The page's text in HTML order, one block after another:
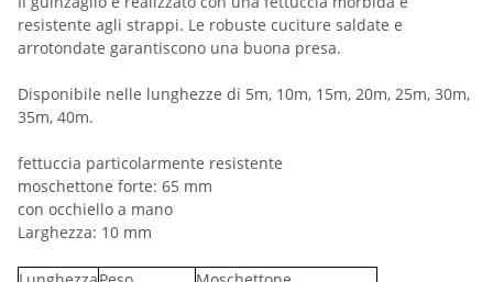
resistente agli strappi. Le robuste cuciture saldate e
arrotondate garantiscono una buona presa.
Disponibile nelle lunghezze di 5m, 10m, 15m, 20m, 25m, 30m,
35m, 40m.
fettuccia particolarmente resistente
moschettone forte: 65 mm
con occhiello a mano
Larghezza: 10 mm